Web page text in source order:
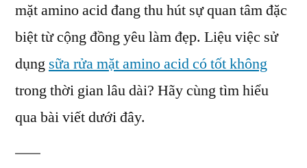
dài
mặt amino acid đang thu hút sự quan tâm đặc
biệt từ cộng đồng yêu làm đẹp. Liệu việc sử
dụng sữa rửa mặt amino acid có tốt không
trong thời gian lâu dài? Hãy cùng tìm hiểu
qua bài viết dưới đây.